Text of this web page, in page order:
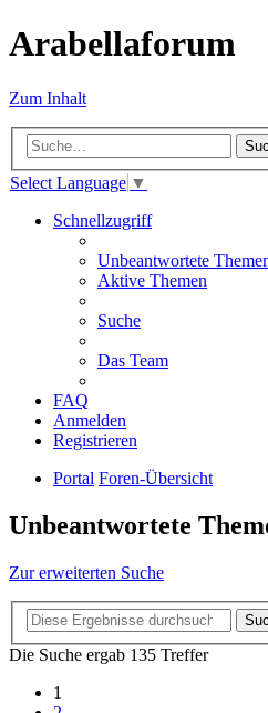
Arabellaforum
Zum Inhalt
Select Language ▼
Schnellzugriff
Unbeantwortete
Aktive Themen
Suche
Das Team
FAQ
Anmelden
Registrieren
Portal Foren-Übersicht
Unbeantwortete
Zur erweiterten Suche
Die Suche ergab 135 Treffer
1